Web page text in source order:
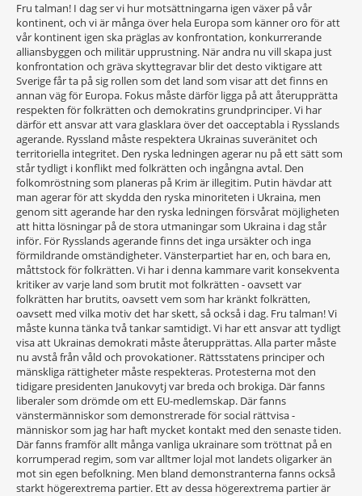
Fru talman! I dag ser vi hur motsättningarna igen växer på vår
kontinent, och vi är många över hela Europa som känner oro för att
vår kontinent igen ska präglas av konfrontation, konkurrerande
alliansbyggen och militär upprustning. När andra nu vill skapa just
konfrontation och gräva skyttegravar blir det desto viktigare att
Sverige får ta på sig rollen som det land som visar att det finns en
annan väg för Europa. Fokus måste därför ligga på att återupprätta
respekten för folkrätten och demokratins grundprinciper. Vi har
därför ett ansvar att vara glasklara över det oacceptabla i Rysslands
agerande. Ryssland måste respektera Ukrainas suveränitet och
territoriella integritet. Den ryska ledningen agerar nu på ett sätt som
står tydligt i konflikt med folkrätten och ingångna avtal. Den
folkomröstning som planeras på Krim är illegitim. Putin hävdar att
man agerar för att skydda den ryska minoriteten i Ukraina, men
genom sitt agerande har den ryska ledningen försvårat möjligheten
att hitta lösningar på de stora utmaningar som Ukraina i dag står
inför. För Rysslands agerande finns det inga ursäkter och inga
förmildrande omständigheter. Vänsterpartiet har en, och bara en,
måttstock för folkrätten. Vi har i denna kammare varit konsekventa
kritiker av varje land som brutit mot folkrätten - oavsett var
folkrätten har brutits, oavsett vem som har kränkt folkrätten,
oavsett med vilka motiv det har skett, så också i dag. Fru talman! Vi
måste kunna tänka två tankar samtidigt. Vi har ett ansvar att tydligt
visa att Ukrainas demokrati måste återupprättas. Alla parter måste
nu avstå från våld och provokationer. Rättsstatens principer och
mänskliga rättigheter måste respekteras. Protesterna mot den
tidigare presidenten Janukovytj var breda och brokiga. Där fanns
liberaler som drömde om ett EU-medlemskap. Där fanns
vänstermänniskor som demonstrerade för social rättvisa -
människor som jag har haft mycket kontakt med den senaste tiden.
Där fanns framför allt många vanliga ukrainare som tröttnat på en
korrumperad regim, som var alltmer lojal mot landets oligarker än
mot sin egen befolkning. Men bland demonstranterna fanns också
starkt högerextrema partier. Ett av dessa högerextrema partier är